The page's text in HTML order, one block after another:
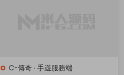
C-傳奇 · 手遊服務端